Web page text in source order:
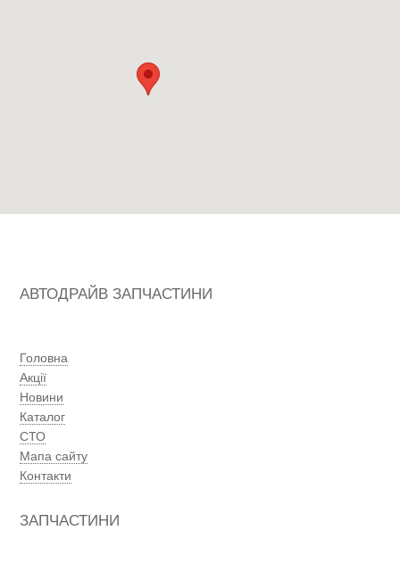
АВТОДРАЙВ ЗАПЧАСТИНИ
Головна
Акції
Новини
Каталог
СТО
Мапа сайту
Контакти
ЗАПЧАСТИНИ